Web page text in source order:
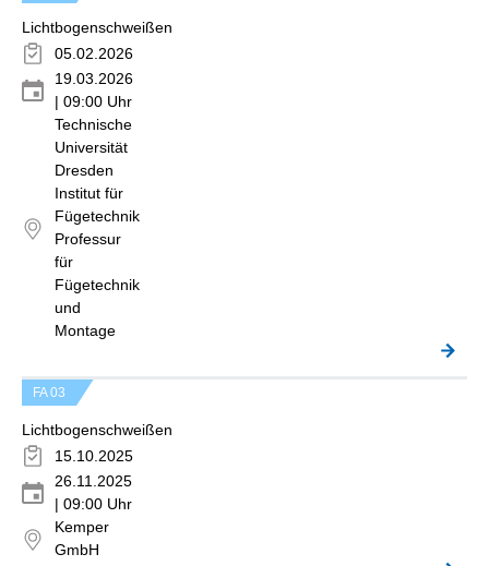
Lichtbogenschweißen
05.02.2026
19.03.2026
| 09:00 Uhr
Technische
Universität
Dresden
Institut für
Fügetechnik
Professur
für
Fügetechnik
und
Montage
FA 03
Lichtbogenschweißen
15.10.2025
26.11.2025
| 09:00 Uhr
Kemper
GmbH